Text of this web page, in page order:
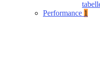
Performance 1